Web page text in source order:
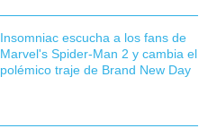
Insomniac escucha a los fans de
Marvel's Spider-Man 2 y cambia el
polémico traje de Brand New Day